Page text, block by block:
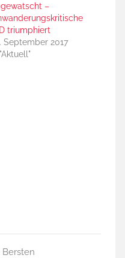
–
triumphiert
September 2017
Bersten